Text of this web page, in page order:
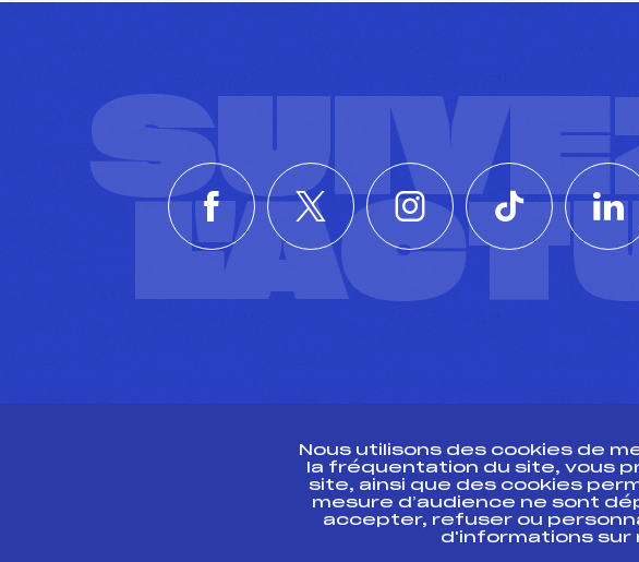
Ressources
Pass’Neige
Projet sportif
Nous utilisons des cookies de
la fréquentation du site, vous
site, ainsi que des cookies
mesure d’audience ne sont
accepter, refuser ou
d'informations sur